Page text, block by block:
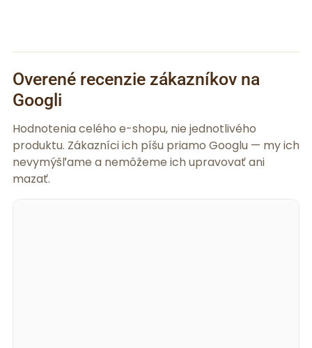
Overené recenzie zákazníkov na
Googli
Hodnotenia celého e-shopu, nie jednotlivého
produktu. Zákazníci ich píšu priamo Googlu — my ich
nevymýšľame a nemôžeme ich upravovať ani
mazať.